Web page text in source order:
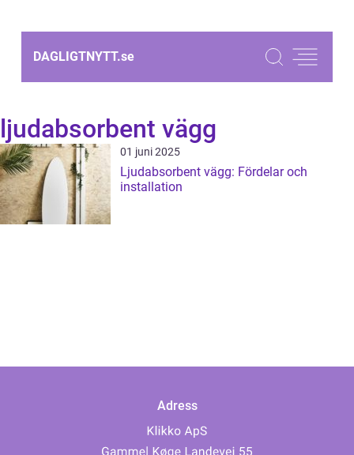
DAGLIGTNYTT.se
ljudabsorbent vägg
01 juni 2025
Ljudabsorbent vägg: Fördelar och
installation
Adress